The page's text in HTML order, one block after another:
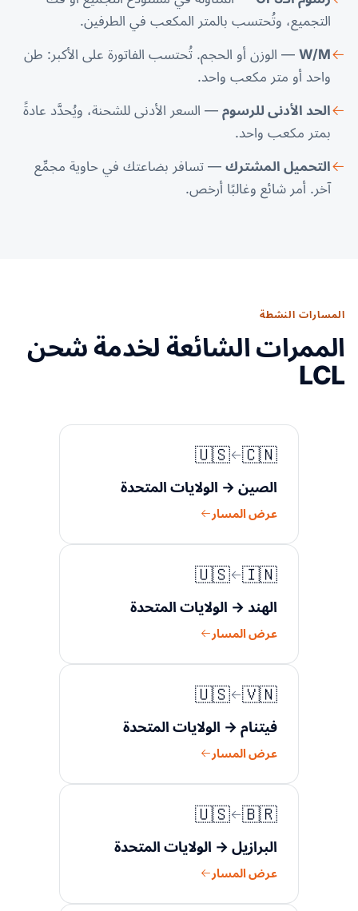
التجميع، وتُحتسب بالمتر المكعب في الطرفين.
W/M — الوزن أو الحجم. تُحتسب الفاتورة على الأكبر: طن
واحد أو متر مكعب واحد.
الحد الأدنى للرسوم — السعر الأدنى للشحنة، ويُحدَّد عادةً
بمتر مكعب واحد.
التحميل المشترك — تسافر بضاعتك في حاوية مجمِّع
آخر. أمر شائع وغالبًا أرخص.
المسارات النشطة
الممرات الشائعة لخدمة شحن
LCL
🇨🇳
🇺🇸
الصين → الولايات المتحدة
عرض المسار
🇮🇳
🇺🇸
الهند → الولايات المتحدة
عرض المسار
🇻🇳
🇺🇸
فيتنام → الولايات المتحدة
عرض المسار
🇧🇷
🇺🇸
البرازيل → الولايات المتحدة
عرض المسار